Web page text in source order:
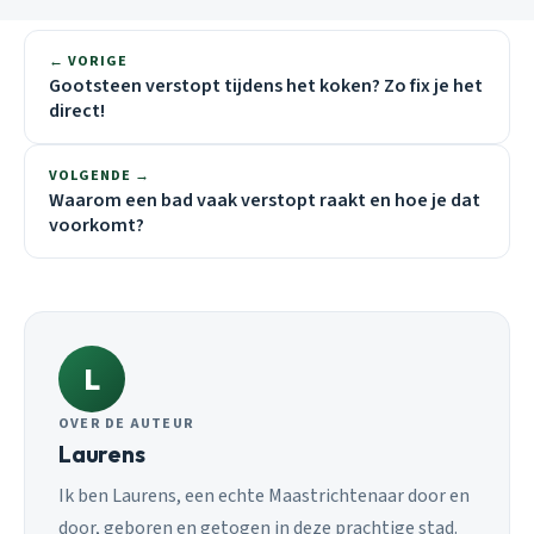
← VORIGE
Gootsteen verstopt tijdens het koken? Zo fix je het
direct!
VOLGENDE →
Waarom een bad vaak verstopt raakt en hoe je dat
voorkomt?
L
OVER DE AUTEUR
Laurens
Ik ben Laurens, een echte Maastrichtenaar door en
door, geboren en getogen in deze prachtige stad.